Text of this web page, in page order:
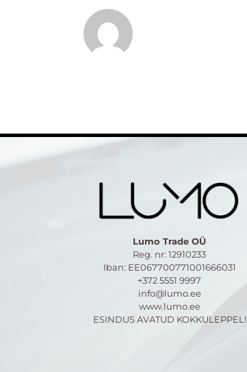
Lumo Trade OÜ
Reg. nr: 12910233
Iban: EE067700771001666031
+372 5551 9997
info@lumo.ee
www.lumo.ee
ESINDUS AVATUD KOKKULEPPEL!